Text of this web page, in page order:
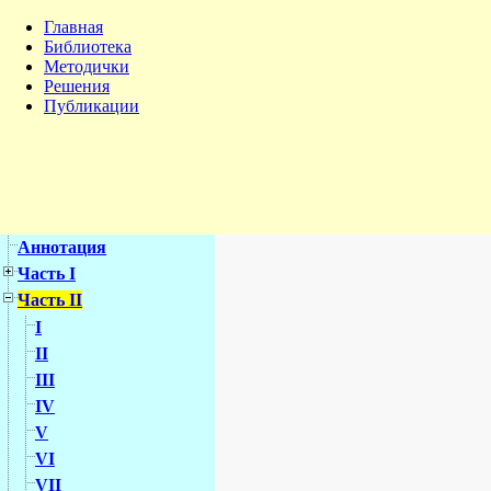
Главная
Библиотека
Методички
Решения
Публикации
Аннотация
Часть I
Часть II
I
II
III
IV
V
VI
VII